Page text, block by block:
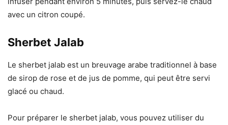
avec un citron coupé.
Sherbet Jalab
Le sherbet jalab est un breuvage arabe traditionnel à base
de sirop de rose et de jus de pomme, qui peut être servi
glacé ou chaud.
Pour préparer le sherbet jalab, vous pouvez utiliser du